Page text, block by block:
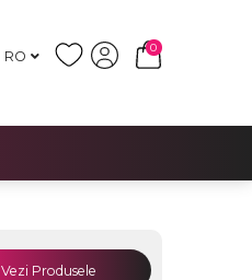
RO
0
Vezi Produsele